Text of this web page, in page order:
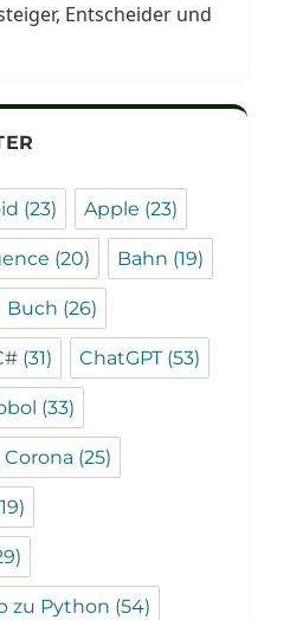
Entscheider und
(23) Apple (23)
(20) Bahn (19)
Buch (26)
(31) ChatGPT(53)
(33)
Corona (25)
zu Python (54)